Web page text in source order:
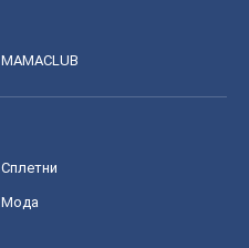
MAMACLUB
Сплетни
Мода